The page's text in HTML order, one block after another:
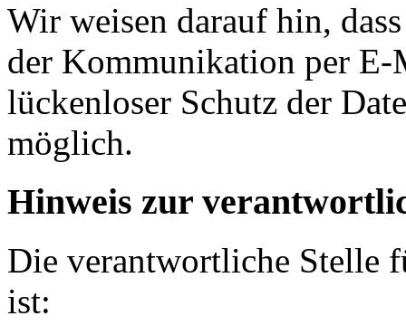
Wir weisen darauf hin,
der Kommunikation per
lückenloser Schutz der
möglich.
Hinweis zur
Die verantwortliche Stelle
ist: